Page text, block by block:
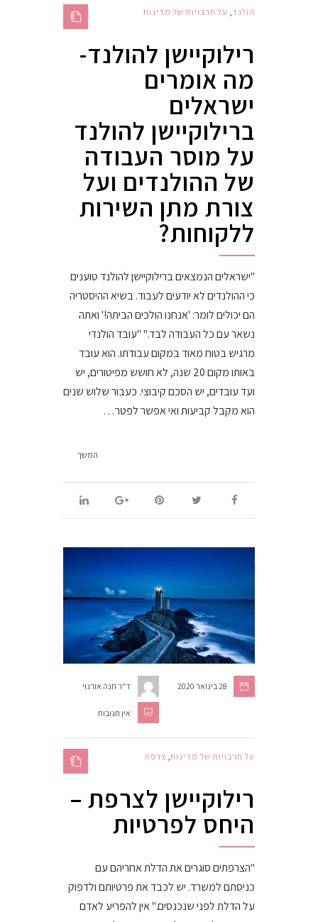
הולנד על תרבויות של מדינות
רילוקיישן להולנד-
מה אומרים
ישראלים
ברילוקיישן להולנד
על מוסר העבודה
של ההולנדים ועל
צורת מתן השירות
ללקוחות?
"ישראלים הנמצאים ברילוקיישן להולנד טוענים
כי ההולנדים לא יודעים לעבוד. בשיא ההיסטריה
הם יכולים לומר: 'אנחנו הולכים הביתה!' ואתה
נשאר עם כל העבודה לבד." "עובד הולנדי
מרגיש בטוח מאוד במקום עבודתו. הוא עובד
באותו מקום 20 שנה, לא חושש מפיטורים, יש
ועד עובדים, יש הסכם קיבוצי. כעבור שלוש שנים
הוא מקבל קביעות ואי אפשר לפטר…
המשך
ד"ר חנה אורנוי 28 בינואר 2020
אין תגובות
על תרבויות של מדינות, צרפת
רילוקיישן לצרפת –
היחס לפרטיות
"הצרפתים סוגרים את הדלת אחריהם עם
כניסתם למשרד. יש לכבד את פרטיותם ולדפוק
על הדלת לפני שנכנסים." אין להפריע לאדם